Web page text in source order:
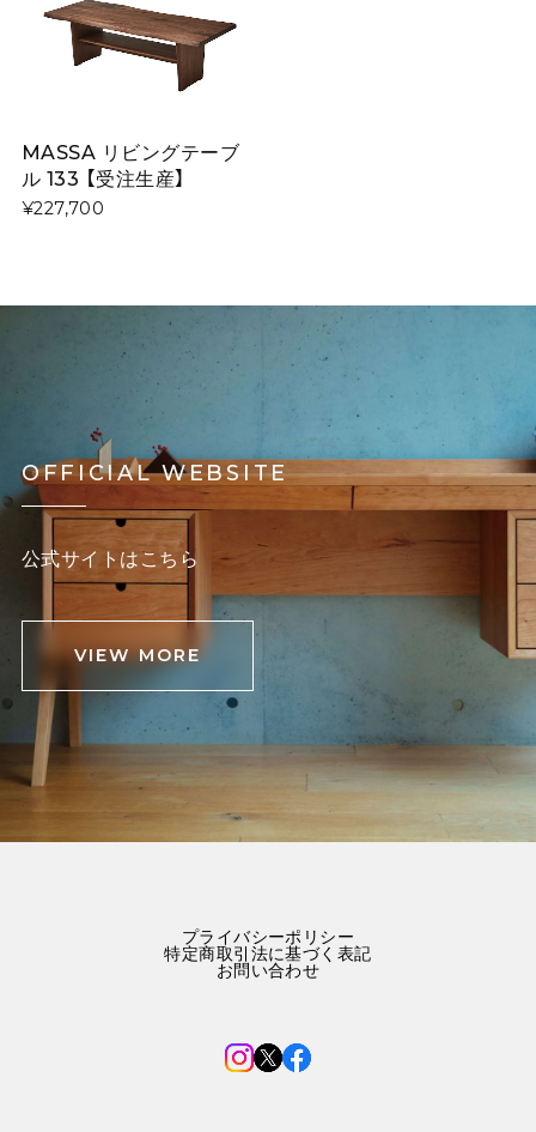
MASSA リビングテーブ
ル 133 【受注生産】
¥227,700
OFFICIAL WEBSITE
公式サイトはこちら
VIEW MORE
プライバシーポリシー
特定商取引法に基づく表記
お問い合わせ